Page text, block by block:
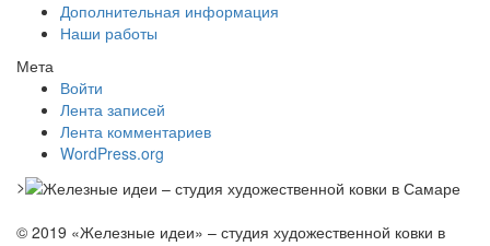
Дополнительная информация
Наши работы
Мета
Войти
Лента записей
Лента комментариев
WordPress.org
>
© 2019 «Железные идеи» – студия художественной ковки в